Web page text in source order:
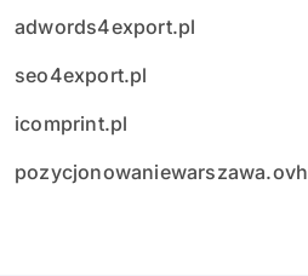
adwords4export.pl
seo4export.pl
icomprint.pl
pozycjonowaniewarszawa.ovh